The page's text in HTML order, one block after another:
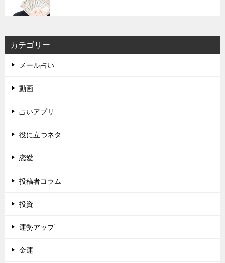
カテゴリー
メール占い
動画
占いアプリ
役に立つネタ
恋愛
投稿者コラム
投資
運勢アップ
金運